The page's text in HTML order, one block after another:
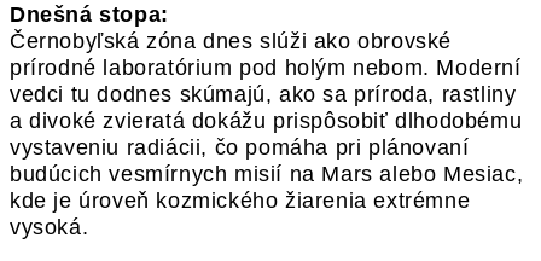
Dnešná stopa:
Černobyľská zóna dnes slúži ako obrovské
prírodné laboratórium pod holým nebom. Moderní
vedci tu dodnes skúmajú, ako sa príroda, rastliny
a divoké zvieratá dokážu prispôsobiť dlhodobému
vystaveniu radiácii, čo pomáha pri plánovaní
budúcich vesmírnych misií na Mars alebo Mesiac,
kde je úroveň kozmického žiarenia extrémne
vysoká.